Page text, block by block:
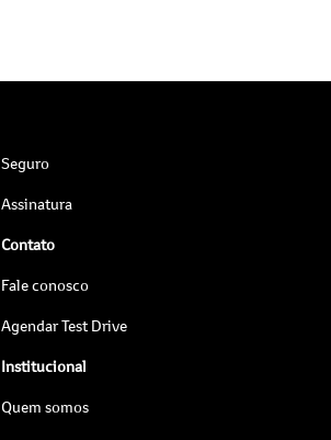
Seguro
Assinatura
Contato
Fale conosco
Agendar Test Drive
Institucional
Quem somos